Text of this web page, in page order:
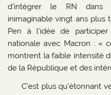
d’intégrer le RN dans
inimaginable vingt ans plus
Pen à l’idée de
nationale avec Macron : «
montrent la faible intensité
de la République et des
C’est plus qu’étonnant